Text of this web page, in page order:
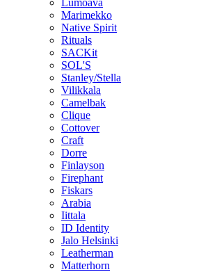
Lumoava
Marimekko
Native Spirit
Rituals
SACKit
SOL'S
Stanley/Stella
Vilikkala
Camelbak
Clique
Cottover
Craft
Dorre
Finlayson
Firephant
Fiskars
Arabia
Iittala
ID Identity
Jalo Helsinki
Leatherman
Matterhorn